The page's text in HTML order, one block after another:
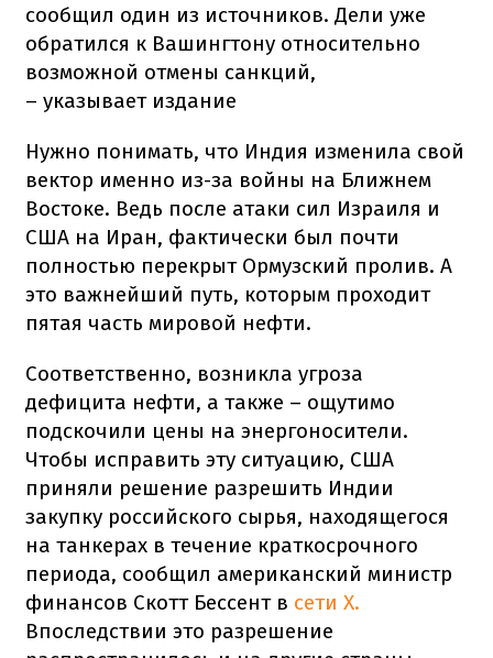
сообщил один из источников. Дели уже
обратился к Вашингтону относительно
возможной отмены санкций,
– указывает издание
Нужно понимать, что Индия изменила свой
вектор именно из-за войны на Ближнем
Востоке. Ведь после атаки сил Израиля и
США на Иран, фактически был почти
полностью перекрыт Ормузский пролив. А
это важнейший путь, которым проходит
пятая часть мировой нефти.
Соответственно, возникла угроза
дефицита нефти, а также – ощутимо
подскочили цены на энергоносители.
Чтобы исправить эту ситуацию, США
приняли решение разрешить Индии
закупку российского сырья, находящегося
на танкерах в течение краткосрочного
периода, сообщил американский министр
финансов Скотт Бессент в сети Х.
Впоследствии это разрешение